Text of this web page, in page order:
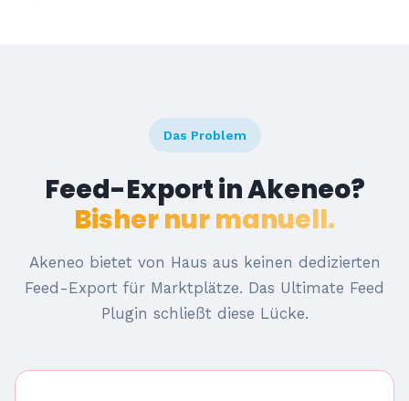
Das Problem
Feed-Export in Akeneo?
Bisher nur manuell.
Akeneo bietet von Haus aus keinen dedizierten
Feed-Export für Marktplätze. Das Ultimate Feed
Plugin schließt diese Lücke.